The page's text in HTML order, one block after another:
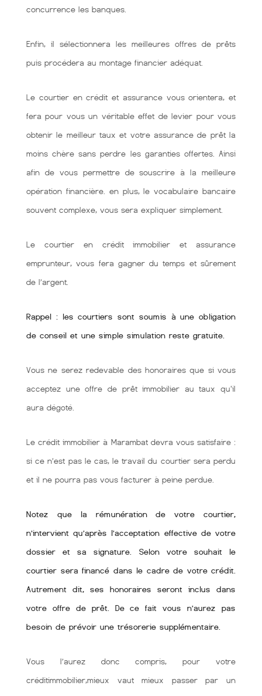
concurrence les banques.
Enfin, il sélectionnera les meilleures offres de prêts
puis procédera au montage financier adéquat.
Le courtier en crédit et assurance vous orientera, et
fera pour vous un véritable effet de levier pour vous
obtenir le meilleur taux et votre assurance de prêt la
moins chère sans perdre les garanties offertes. Ainsi
afin de vous permettre de souscrire à la meilleure
opération financière. en plus, le vocabulaire bancaire
souvent complexe, vous sera expliquer simplement.
Le courtier en crédit immobilier et assurance
emprunteur, vous fera gagner du temps et sûrement
de l’argent.
Rappel : les courtiers sont soumis à une obligation
de conseil et une simple simulation reste gratuite.
Vous ne serez redevable des honoraires que si vous
acceptez une offre de prêt immobilier au taux qu'il
aura dégoté.
Le crédit immobilier à Marambat devra vous satisfaire :
si ce n’est pas le cas, le travail du courtier sera perdu
et il ne pourra pas vous facturer à peine perdue.
Notez que la rémunération de votre courtier,
n’intervient qu’après l’acceptation effective de votre
dossier et sa signature. Selon votre souhait le
courtier sera financé dans le cadre de votre crédit.
Autrement dit, ses honoraires seront inclus dans
votre offre de prêt. De ce fait vous n’aurez pas
besoin de prévoir une trésorerie supplémentaire.
Vous l’aurez donc compris, pour votre
créditimmobilier,mieux vaut mieux passer par un